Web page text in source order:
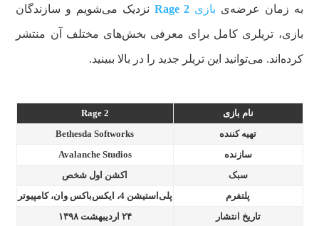
به زمان عرضه‌ی بازی Rage 2 نزدیک می‌شویم و سازندگان
بازی، تریلری کامل برای معرفی بخش‌های مختلف آن منتشر
کرده‌اند. می‌توانید این تریلر جدید را در بالا ببینید.
نام بازی
Rage 2
تهیه کننده
Bethesda Softworks
سازنده
Avalanche Studios
سبک
اکشن اول شخص
پلتفرم
پلی‌استیشن 4، ایکس‌باکس وان، کامپیوتر
تاریخ انتشار
۲۴ اردیبهشت ۱۳۹۸